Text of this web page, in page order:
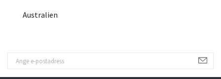
Australien